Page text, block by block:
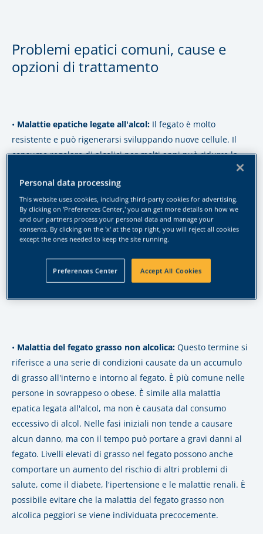
Problemi epatici comuni, cause e
opzioni di trattamento
• Malattie epatiche legate all'alcol: Il fegato è molto
resistente e può rigenerarsi sviluppando nuove cellule. Il
consumo regolare di alcolici per molti anni può ridurre la
capacità del fegato di rigenerarsi, portando a danni gravi e
permanenti. Le malattie epatiche legate all'alcol sono molto
diffuse in Italia: sei casi su 10 di malattie epatiche sono
causate dall'abuso di alcol. Più di 10 milioni di persone in
Italia superano regolarmente le linee guida del Regno Unito
in materia di consumo di alcol e sono a maggior rischio di
patologie alcol-correlate.Le malattie epatiche legate all'alcol
possono variare di gravità e spesso non causano alcun
• Malattia del fegato grasso non alcolica: Questo termine si
riferisce a una serie di condizioni causate da un accumulo
di grasso all'interno e intorno al fegato. È più comune nelle
persone in sovrappeso o obese. È simile alla malattia
epatica legata all'alcol, ma non è causata dal consumo
eccessivo di alcol. Nelle fasi iniziali non tende a causare
alcun danno, ma con il tempo può portare a gravi danni al
fegato. Livelli elevati di grasso nel fegato possono anche
comportare un aumento del rischio di altri problemi di
salute, come il diabete, l'ipertensione e le malattie renali. È
possibile evitare che la malattia del fegato grasso non
alcolica peggiori se viene individuata precocemente.
Personal data processing
This website uses cookies, including third-party cookies for advertising.
By clicking on 'Preferences Center,' you can get more details on how we
and our partners process your personal data and manage your
consents. By clicking on the 'x' at the top right, you will reject all cookies
except the ones needed to keep the site running.
Preferences Center Accept All Cookies